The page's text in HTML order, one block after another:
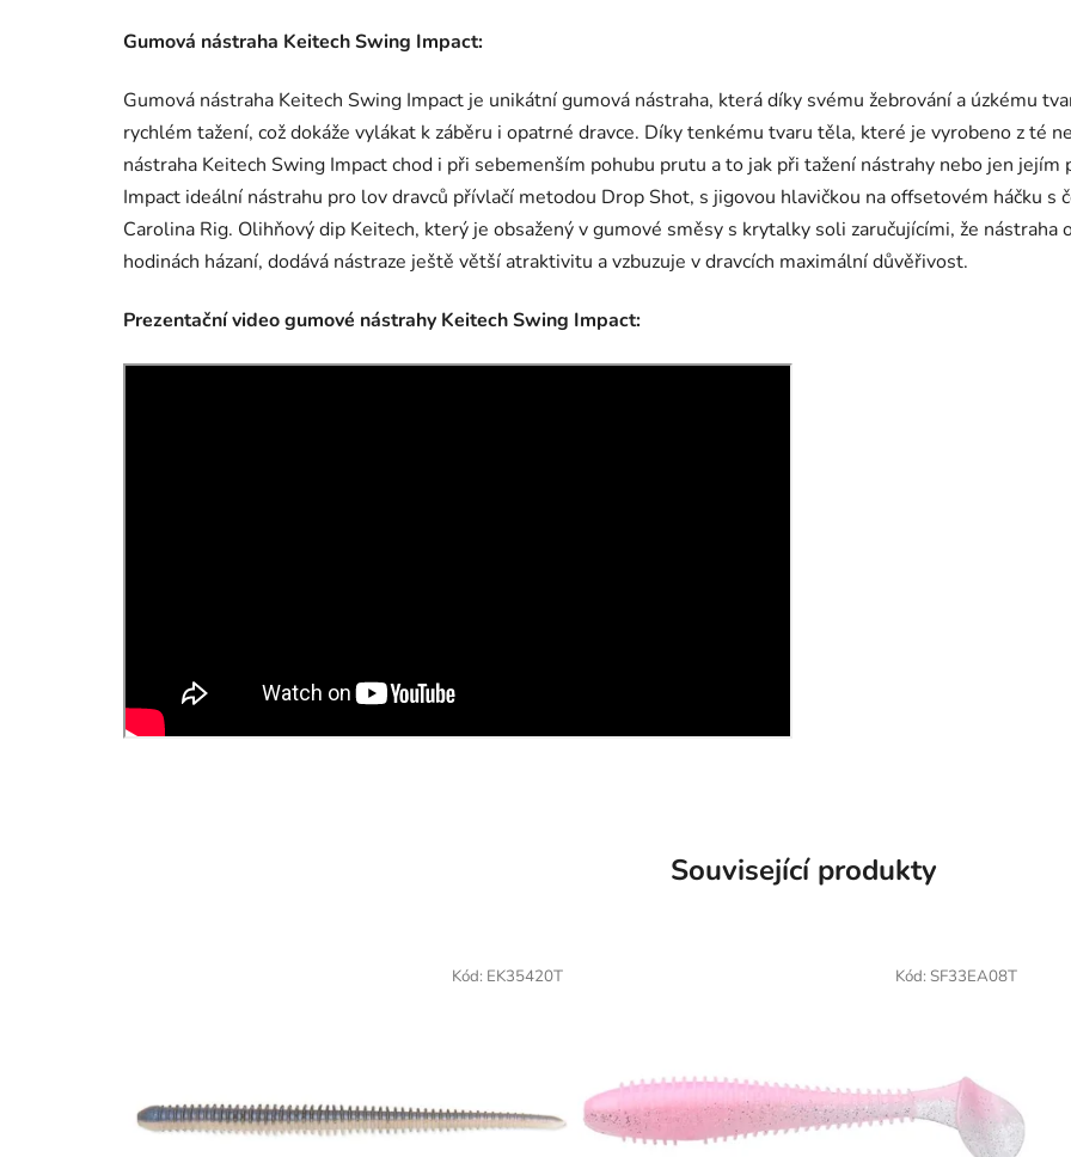
Gumová nástraha Keitech Swing Impact:
Gumová nástraha Keitech Swing Impact je unikátní gumová nástraha, která díky svému žebrování a úzkému
rychlém tažení, což dokáže vylákat k záběru i opatrné dravce. Díky tenkému tvaru těla, které je vyrobeno z té
nástraha Keitech Swing Impact chod i při sebemenším pohubu prutu a to jak při tažení nástrahy nebo jen jejím
Impact ideální nástrahu pro lov dravců přívlačí metodou Drop Shot, s jigovou hlavičkou na offsetovém háčku s
Carolina Rig. Olihňový dip Keitech, který je obsažený v gumové směsy s krytalky soli zaručujícími, že nástraha
hodinách házaní, dodává nástraze ještě větší atraktivitu a vzbuzuje v dravcích maximální důvěřivost.
Prezentační video gumové nástrahy Keitech Swing Impact:
Související produkty
Kód: EK35420T Kód: SF33EA08T